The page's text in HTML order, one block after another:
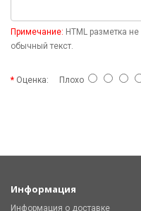
Примечание: HTML разметка
обычный текст.
Оценка: Плохо
Информация
Информация о доставке